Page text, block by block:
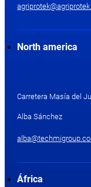
North america
Carretera Masía del
Alba Sánchez
África